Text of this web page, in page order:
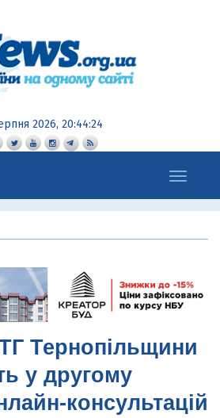
2026, 20:44:25
Toggle
navigation
Тернопільщини
у другому
консультацій